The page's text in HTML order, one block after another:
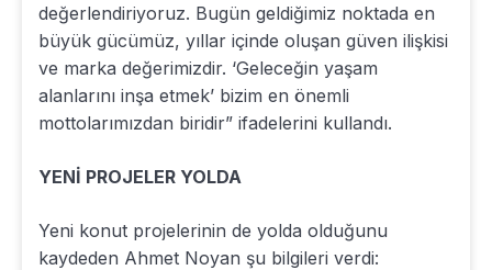
değerlendiriyoruz. Bugün geldiğimiz noktada en
büyük gücümüz, yıllar içinde oluşan güven ilişkisi
ve marka değerimizdir. ‘Geleceğin yaşam
alanlarını inşa etmek’ bizim en önemli
mottolarımızdan biridir” ifadelerini kullandı.
YENİ PROJELER YOLDA
Yeni konut projelerinin de yolda olduğunu
kaydeden Ahmet Noyan şu bilgileri verdi: